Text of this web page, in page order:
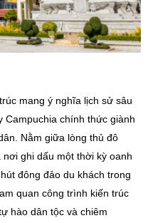
mang ý nghĩa lịch sử sâu
Campuchia chính thức giành
Nằm giữa lòng thủ đô
ghi dấu một thời kỳ oanh
đông đảo du khách trong
quan công trình kiến trúc
hào dân tộc và chiêm